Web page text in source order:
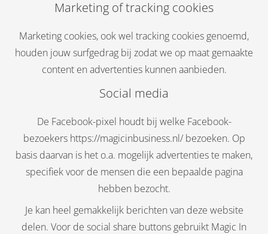
Marketing of tracking cookies
Marketing cookies, ook wel tracking cookies genoemd,
houden jouw surfgedrag bij zodat we op maat gemaakte
content en advertenties kunnen aanbieden.
Social media
De Facebook-pixel houdt bij welke Facebook-
bezoekers https://magicinbusiness.nl/ bezoeken. Op
basis daarvan is het o.a. mogelijk advertenties te maken,
specifiek voor de mensen die een bepaalde pagina
hebben bezocht.
Je kan heel gemakkelijk berichten van deze website
delen. Voor de social share buttons gebruikt Magic In